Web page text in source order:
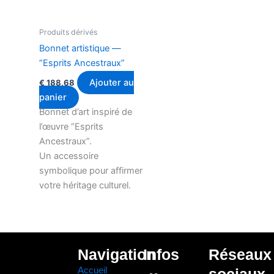
Produits dérivés
Bonnet artistique —
“Esprits Ancestraux”
€ 188,68
Ajouter au
panier
Bonnet d’art inspiré de
l’œuvre “Esprits
Ancestraux”.
Un accessoire
symbolique pour affirmer
votre héritage culturel.
Navigation
Accueil
Infos
Réseaux